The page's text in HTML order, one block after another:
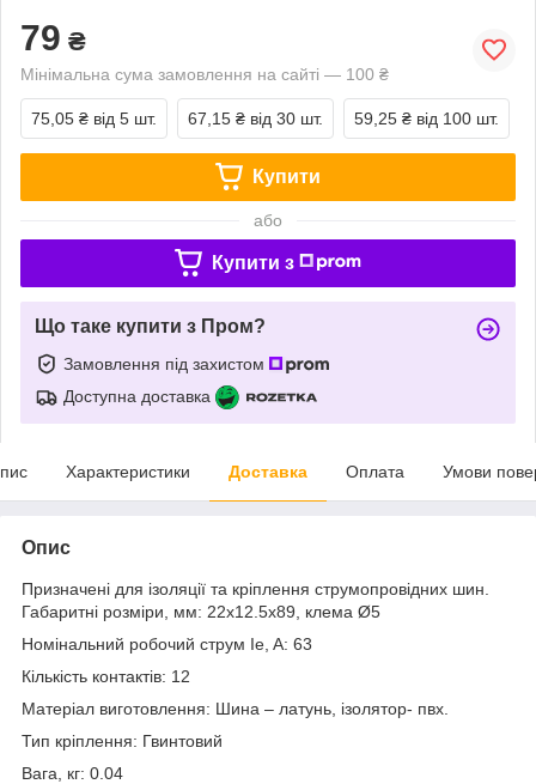
79 ₴
Мінімальна сума замовлення на сайті — 100 ₴
75,05 ₴ від 5 шт. 67,15 ₴ від 30 шт. 59,25 ₴ від 100 шт.
Купити
або
Купити з
Що таке купити з Пром?
Замовлення під захистом
Доступна доставка
Характеристики Доставка Оплата Умови
Опис
Призначені для ізоляції та кріплення струмопровідних шин.
Габаритні розміри, мм: 22х12.5x89, клема Ø5
Номінальний робочий струм Ie, A: 63
Кількість контактів: 12
Матеріал виготовлення: Шина – латунь, ізолятор- пвх.
Тип кріплення: Гвинтовий
Вага, кг: 0.04